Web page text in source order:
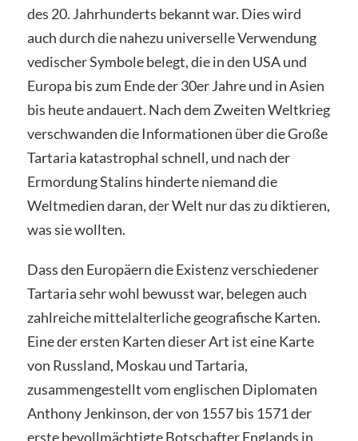
des 20. Jahrhunderts bekannt war. Dies wird
auch durch die nahezu universelle Verwendung
vedischer Symbole belegt, die in den USA und
Europa bis zum Ende der 30er Jahre und in Asien
bis heute andauert. Nach dem Zweiten Weltkrieg
verschwanden die Informationen über die Große
Tartaria katastrophal schnell, und nach der
Ermordung Stalins hinderte niemand die
Weltmedien daran, der Welt nur das zu diktieren,
was sie wollten.
Dass den Europäern die Existenz verschiedener
Tartaria sehr wohl bewusst war, belegen auch
zahlreiche mittelalterliche geografische Karten.
Eine der ersten Karten dieser Art ist eine Karte
von Russland, Moskau und Tartaria,
zusammengestellt vom englischen Diplomaten
Anthony Jenkinson, der von 1557 bis 1571 der
erste bevollmächtigte Botschafter Englands in